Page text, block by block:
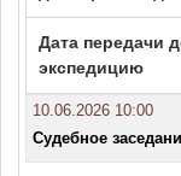
Дата передачи
экспедицию
10.06.2026 10:00
Судебное